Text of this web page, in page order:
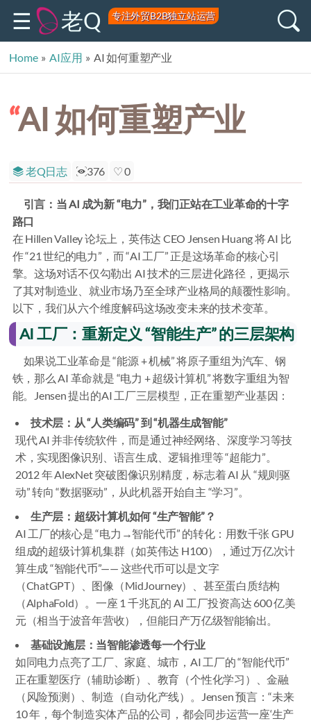
老Q 专注外贸B2B独立站运营
Home » AI应用 » AI 如何重塑产业
AI 如何重塑产业
老Q日志 376 0
引言：当 AI 成为新 “电力”，我们正站在工业革命的十字
路口
在 Hillen Valley 论坛上，英伟达 CEO Jensen Huang 将 AI 比
作 “21 世纪的电力”，而 “AI 工厂” 正是这场革命的核心引
擎。这场对话不仅勾勒出 AI 技术的三层进化路径，更揭示
了其对制造业、就业市场乃至全球产业格局的颠覆性影响。
以下，我们从六个维度解码这场改变未来的技术变革。
AI 工厂：重新定义 “智能生产” 的三层架构
如果说工业革命是 “能源 + 机械” 将原子重组为汽车、钢
铁，那么 AI 革命就是 “电力 + 超级计算机” 将数字重组为智
能。Jensen 提出的AI 工厂三层模型，正在重塑产业基因：
技术层：从 “人类编码” 到 “机器生成智能”
现代 AI 并非传统软件，而是通过神经网络、深度学习等技
术，实现图像识别、语言生成、逻辑推理等 “超能力”。
2012 年 AlexNet 突破图像识别精度，标志着 AI 从 “规则驱
动” 转向 “数据驱动”，从此机器开始自主 “学习”。
生产层：超级计算机如何 “生产智能”？
AI 工厂的核心是 “电力→智能代币” 的转化：用数千张 GPU
组成的超级计算机集群（如英伟达 H100），通过万亿次计
算生成 “智能代币”—— 这些代币可以是文字
（ChatGPT）、图像（MidJourney）、甚至蛋白质结构
（AlphaFold）。一座 1 千兆瓦的 AI 工厂投资高达 600 亿美
元（相当于波音年营收），但能日产万亿级智能输出。
基础设施层：当智能渗透每一个行业
如同电力点亮了工厂、家庭、城市，AI 工厂的 “智能代币”
正在重塑医疗（辅助诊断）、教育（个性化学习）、金融
（风险预测）、制造（自动化产线）。Jensen 预言：“未来
10 年，每个制造实体产品的公司，都会同步运营一座‘生产